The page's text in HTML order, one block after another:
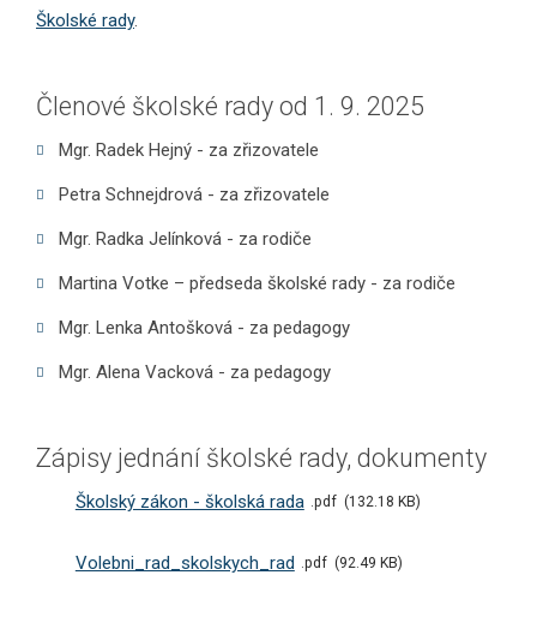
Školské rady.
Členové školské rady od 1. 9. 2025
Mgr. Radek Hejný - za zřizovatele
Petra Schnejdrová - za zřizovatele
Mgr. Radka Jelínková - za rodiče
Martina Votke – předseda školské rady - za rodiče
Mgr. Lenka Antošková - za pedagogy
Mgr. Alena Vacková - za pedagogy
Zápisy jednání školské rady, dokumenty
Školský zákon - školská rada pdf 132.18 KB
Volebni_rad_skolskych_rad pdf 92.49 KB